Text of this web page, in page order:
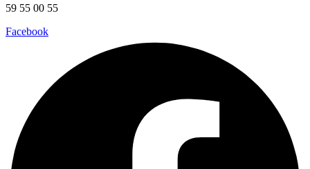
59 55 00 55
Facebook